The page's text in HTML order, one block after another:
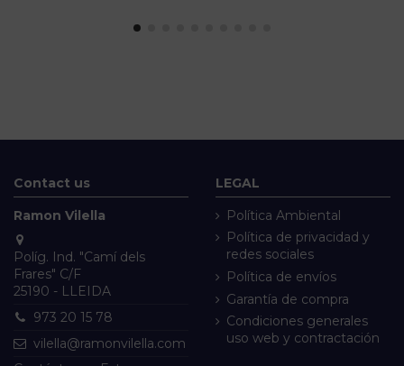
Contact us
Ramon Vilella
Políg. Ind. "Camí dels
Frares" C/F
25190 - LLEIDA
973 20 15 78
vilella@ramonvilella.com
LEGAL
Política Ambiental
Política de privacidad y
redes sociales
Política de envíos
Garantía de compra
Condiciones generales
uso web y contractación